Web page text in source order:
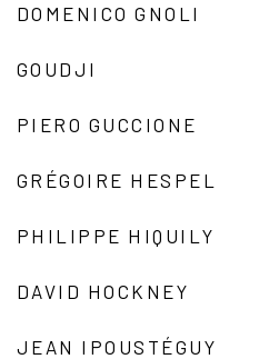
DOMENICO GNOLI
GOUDJI
PIERO GUCCIONE
GRÉGOIRE HESPEL
PHILIPPE HIQUILY
DAVID HOCKNEY
JEAN IPOUSTÉGUY